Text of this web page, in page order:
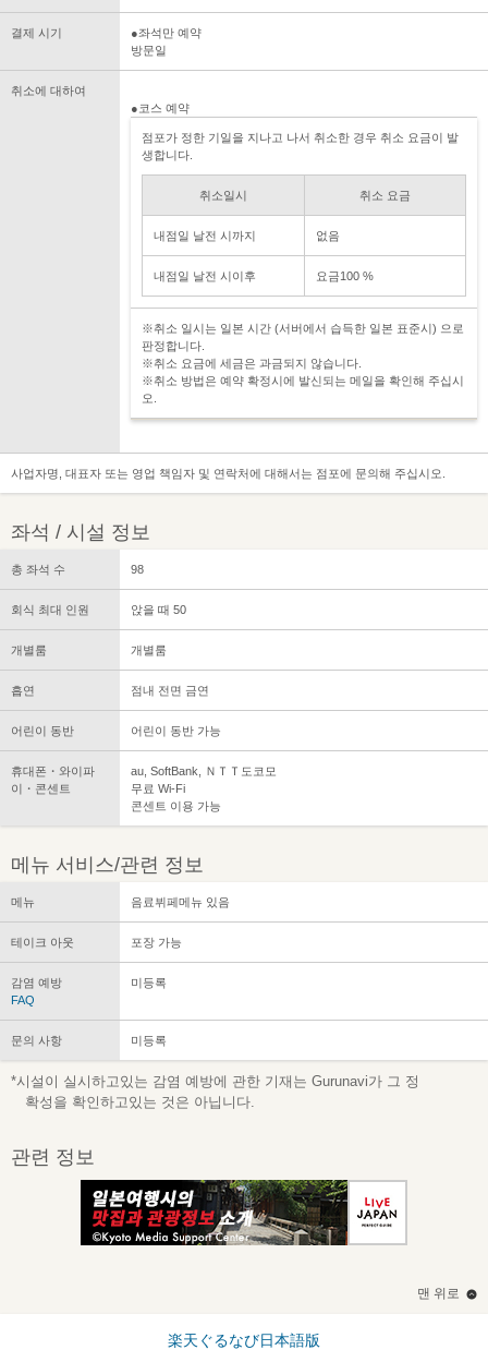
결제 시기
●좌석만 예약
방문일
취소에 대하여
●코스 예약
점포가 정한 기일을 지나고 나서 취소한 경우 취소 요금이 발
생합니다.
취소일시 취소 요금
내점일 날전 시까지 없음
내점일 날전 시이후 요금100 %
※취소 일시는 일본 시간 (서버에서 습득한 일본 표준시) 으로
판정합니다.
※취소 요금에 세금은 과금되지 않습니다.
※취소 방법은 예약 확정시에 발신되는 메일을 확인해 주십시
오.
사업자명, 대표자 또는 영업 책임자 및 연락처에 대해서는 점포에 문의해 주십시오.
좌석 / 시설 정보
총 좌석 수 98
회식 최대 인원 앉을 때 50
개별룸 개별룸
흡연 점내 전면 금연
어린이 동반 어린이 동반 가능
휴대폰・와이파
이・콘센트
au, SoftBank, ＮＴＴ도코모
무료 Wi-Fi
콘센트 이용 가능
메뉴 서비스/관련 정보
메뉴 음료뷔페메뉴 있음
테이크 아웃 포장 가능
감염 예방
FAQ
미등록
문의 사항 미등록
*시설이 실시하고있는 감염 예방에 관한 기재는 Gurunavi가 그 정
확성을 확인하고있는 것은 아닙니다.
관련 정보
맨 위로
楽天ぐるなび日本語版